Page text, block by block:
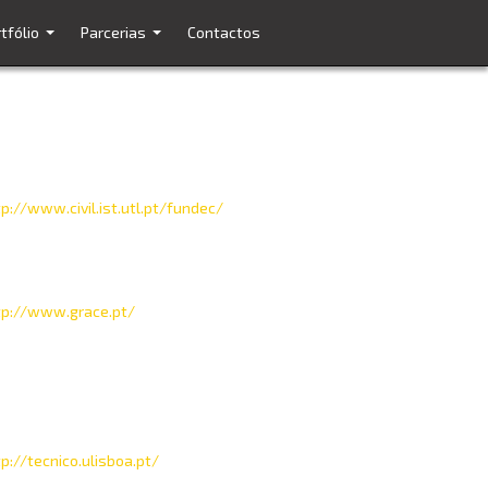
...
Parcerias
...
Contactos
www.civil.ist.utl.pt/fundec/
www.grace.pt/
tecnico.ulisboa.pt/